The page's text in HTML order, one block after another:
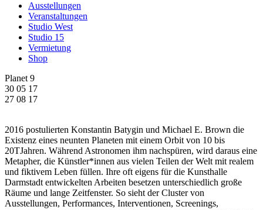
Ausstellungen
Veranstaltungen
Studio West
Studio 15
Vermietung
Shop
Planet 9
30 05 17
27 08 17
2016 postulierten Konstantin Batygin und Michael E. Brown die
Existenz eines neunten Planeten mit einem Orbit von 10 bis
20TJahren. Während Astronomen ihm nachspüren, wird daraus eine
Metapher, die Künstler*innen aus vielen Teilen der Welt mit realem
und fiktivem Leben füllen. Ihre oft eigens für die Kunsthalle
Darmstadt entwickelten Arbeiten besetzen unterschiedlich große
Räume und lange Zeitfenster. So sieht der Cluster von
Ausstellungen, Performances, Interventionen, Screenings,